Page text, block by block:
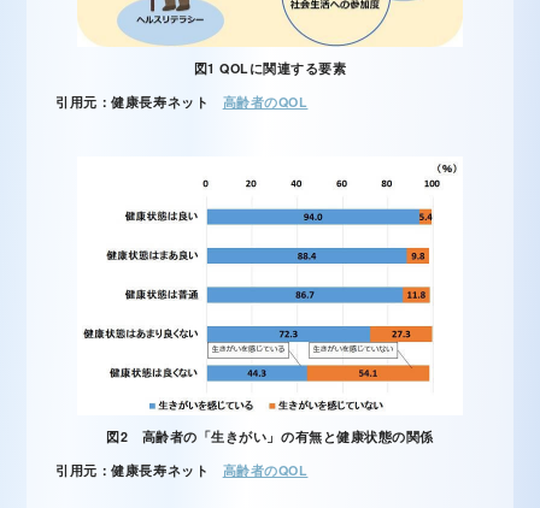
図1 QOLに関連する要素
引用元：健康長寿ネット 高齢者のQOL
図2 高齢者の「生きがい」の有無と健康状態の関係
引用元：健康長寿ネット 高齢者のQOL